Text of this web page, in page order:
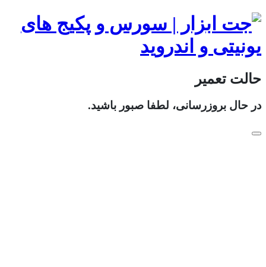
حالت تعمیر
در حال بروزرسانی، لطفا صبور باشید.